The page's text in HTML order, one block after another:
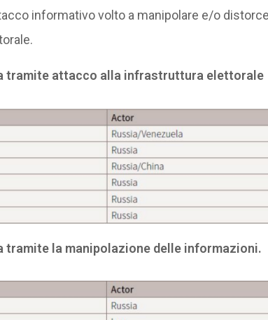
informativo volto a manipolare e/o
tramite attacco alla infrastruttura elettorale
tramite la manipolazione delle informazioni.